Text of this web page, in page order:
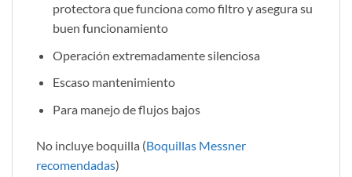
protectora que funciona como filtro y asegura su
buen funcionamiento
Operación extremadamente silenciosa
Escaso mantenimiento
Para manejo de flujos bajos
No incluye boquilla (Boquillas Messner
recomendadas)